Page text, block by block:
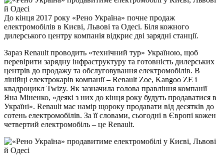
До кінця 2017 року «Рено Україна» почне продаж
електромобілів в Києві, Львові та Одесі. Біля кожного
дилерського центру компанія відкриє дві зарядні станції.
Зараз Renault проводить «технічний тур» Україною, щоб
перевірити зарядну інфраструктуру та готовність дилерських
центрів до продажу та обслуговування електромобілів. В
лінійці електрокарів компанії – Renault Zoe, Kangoo ZE і
квадроцикл Twizy. Як зазначила голова правління компанії
Яна Міненко, «деякі з них до кінця року будуть продаватися в
Україні». Renault має намір щороку продавати від десятків до
сотень електромобілів. За її словами, сьогодні в Європі кожен
четвертий електромобіль – це Renault.